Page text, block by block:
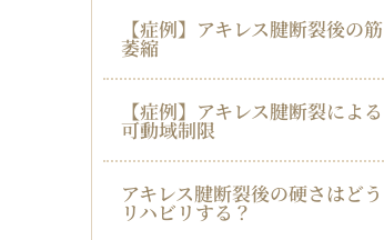
【症例】アキレス腱断裂後の筋
萎縮
【症例】アキレス腱断裂による
可動域制限
アキレス腱断裂後の硬さはどう
リハビリする？